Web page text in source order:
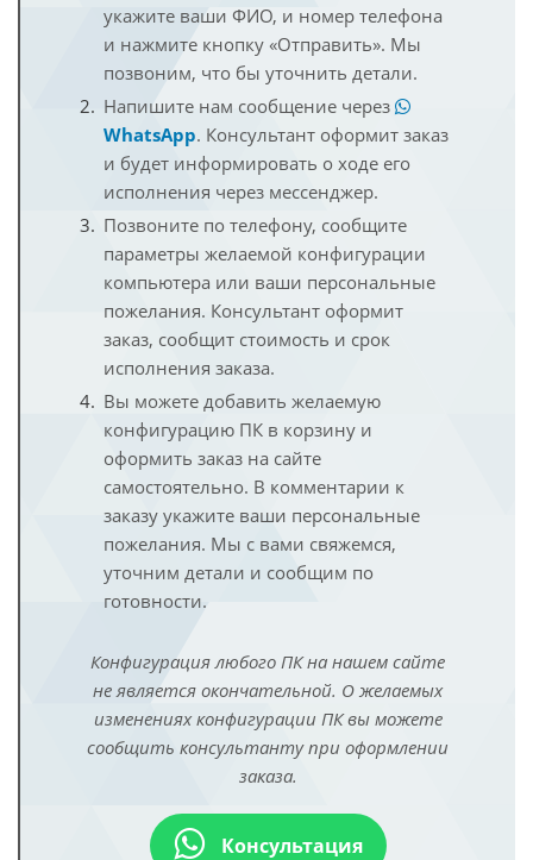
укажите ваши ФИО, и номер телефона
и нажмите кнопку «Отправить». Мы
позвоним, что бы уточнить детали.
Напишите нам сообщение через
WhatsApp. Консультант оформит заказ
и будет информировать о ходе его
исполнения через мессенджер.
Позвоните по телефону, сообщите
параметры желаемой конфигурации
компьютера или ваши персональные
пожелания. Консультант оформит
заказ, сообщит стоимость и срок
исполнения заказа.
Вы можете добавить желаемую
конфигурацию ПК в корзину и
оформить заказ на сайте
самостоятельно. В комментарии к
заказу укажите ваши персональные
пожелания. Мы с вами свяжемся,
уточним детали и сообщим по
готовности.
Конфигурация любого ПК на нашем сайте
не является окончательной. О желаемых
изменениях конфигурации ПК вы можете
сообщить консультанту при оформлении
заказа.
Консультация